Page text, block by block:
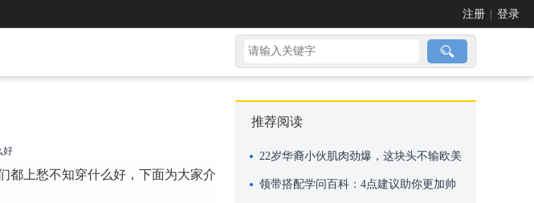
注册 登录
好
都上愁不知穿什么好，下面为大家介
推荐阅读
22岁华裔小伙肌肉劲爆，这块头不输欧美
巨无霸
领带搭配学问百科：4点建议助你更加帅